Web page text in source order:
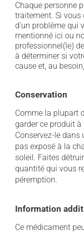
Chaque personne
traitement. Si vous
d'un problème qui
mentionné ici ou
professionnel(le)
à déterminer si
cause et, au
Conservation
Comme la plupart
garder ce produit
Conservez-le dans
pas exposé à la
soleil. Faites
quantité qui vous
péremption.
Information
Ce médicament